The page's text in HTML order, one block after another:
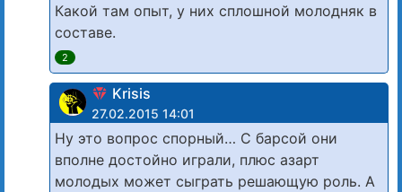
Какой там опыт, у них сплошной молодняк в
составе.
2
Krisis
27.02.2015 14:01
Ну это вопрос спорный… С барсой они
вполне достойно играли, плюс азарт
молодых может сыграть решающую роль. А